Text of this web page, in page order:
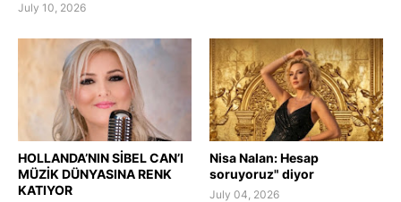
July 10, 2026
HOLLANDA’NIN SİBEL CAN’I
MÜZİK DÜNYASINA RENK
KATIYOR
Nisa Nalan: Hesap
soruyoruz" diyor
July 04, 2026